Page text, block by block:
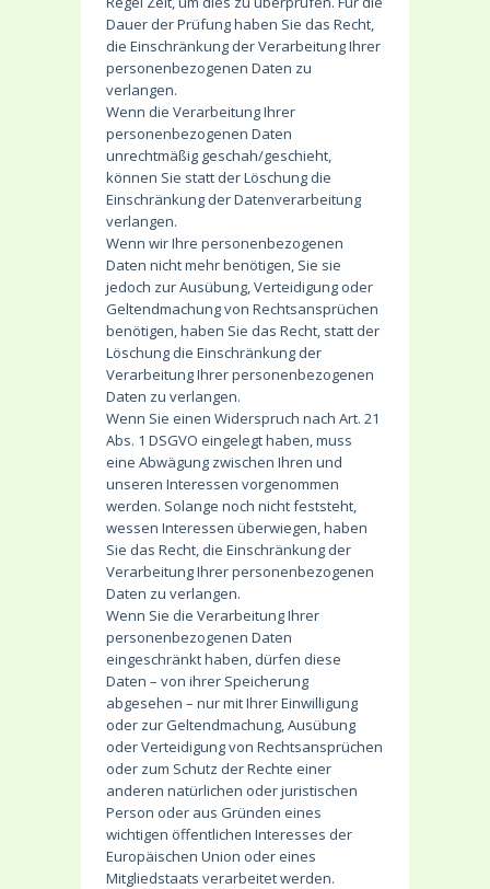
Dauer der Prüfung haben Sie das Recht,
die Einschränkung der Verarbeitung Ihrer
personenbezogenen Daten zu
verlangen.
Wenn die Verarbeitung Ihrer
personenbezogenen Daten
unrechtmäßig geschah/geschieht,
können Sie statt der Löschung die
Einschränkung der Datenverarbeitung
verlangen.
Wenn wir Ihre personenbezogenen
Daten nicht mehr benötigen, Sie sie
jedoch zur Ausübung, Verteidigung oder
Geltendmachung von Rechtsansprüchen
benötigen, haben Sie das Recht, statt der
Löschung die Einschränkung der
Verarbeitung Ihrer personenbezogenen
Daten zu verlangen.
Wenn Sie einen Widerspruch nach Art. 21
Abs. 1 DSGVO eingelegt haben, muss
eine Abwägung zwischen Ihren und
unseren Interessen vorgenommen
werden. Solange noch nicht feststeht,
wessen Interessen überwiegen, haben
Sie das Recht, die Einschränkung der
Verarbeitung Ihrer personenbezogenen
Daten zu verlangen.
Wenn Sie die Verarbeitung Ihrer
personenbezogenen Daten
eingeschränkt haben, dürfen diese
Daten – von ihrer Speicherung
abgesehen – nur mit Ihrer Einwilligung
oder zur Geltendmachung, Ausübung
oder Verteidigung von Rechtsansprüchen
oder zum Schutz der Rechte einer
anderen natürlichen oder juristischen
Person oder aus Gründen eines
wichtigen öffentlichen Interesses der
Europäischen Union oder eines
Mitgliedstaats verarbeitet werden.